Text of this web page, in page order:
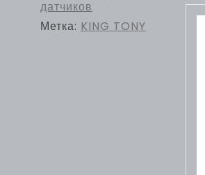
датчиков
Метка: KING TONY